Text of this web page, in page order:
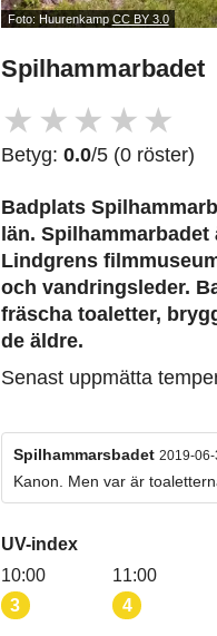
Foto: Huurenkamp CC BY 3.0
Spilhammarbadet
★ ★ ★ ★ ★
Betyg: 0.0/5 (0 röster)
Badplats
län.
Lindgrens
och vandringsleder.
fräscha toaletter,
de äldre.
Senast uppmätta
Spilhammarsbadet 2019-
Kanon. Men var är
UV-index
10:00
3
11:00
4